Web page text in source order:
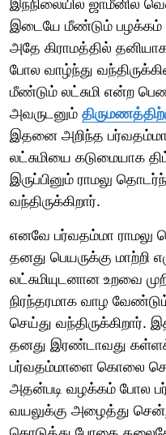
இடையே மீண்டும் பழக்கம்
அதே கிராமத்தில்
போல வாழ்ந்து
மீண்டும் லட்சுமி என்ற
அவருடனும்
இதனை அறிந்த
லட்சுமியை கடுமையாக
இருப்பினும் ராமலு
வந்திருக்கிறார்.
எனவே பர்வதம்மா
தனது பெயருக்கு மாற்றி
லட்சுமியுடனான உறவை
நிரந்தரமாக வாழ
செய்து வந்திருக்கிறார்.
தனது இரண்டாவது
பர்வதம்மாளை கொலை செய்ய
அதன்படி வழக்கம் போல
வயலுக்கு அழைத்து